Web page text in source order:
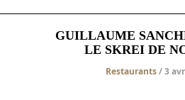
GUILLAUME
LE SKREI DE
Restaurants/ 3